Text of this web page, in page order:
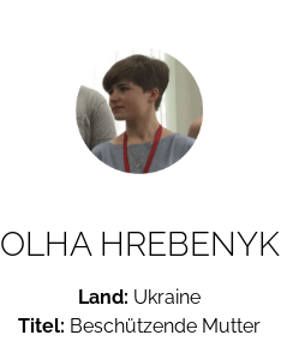
OLHA HREBENYK
Land: Ukraine
Titel: Beschützende Mutter